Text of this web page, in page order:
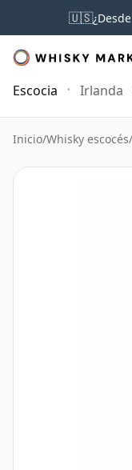
🇺🇸
Escocia Irlanda
Inicio/Whisky escocés/